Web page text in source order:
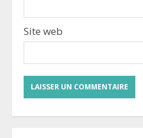
Site web